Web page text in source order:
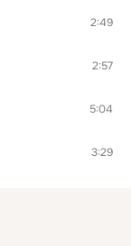
2:49
2:57
5:04
3:29